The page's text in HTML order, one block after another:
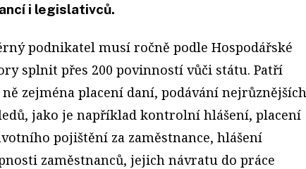
i legislativců.
podnikatel musí ročně podle Hospodářské
splnit přes 200 povinností vůči státu. Patří
zejména placení daní, podávání nejrůznějších
jako je například kontrolní hlášení, placení
pojištění za zaměstnance, hlášení
zaměstnanců, jejich návratu do práce